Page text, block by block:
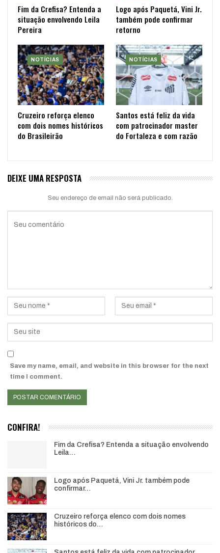
Fim da Crefisa? Entenda a
situação envolvendo Leila
Pereira
Logo após Paquetá, Vini Jr.
também pode confirmar
retorno
NOTÍCIAS
Cruzeiro reforça elenco
com dois nomes históricos
do Brasileirão
NOTÍCIAS
Santos está feliz da vida
com patrocinador master
do Fortaleza e com razão
DEIXE UMA RESPOSTA
Seu endereço de email não será publicado.
Save my name, email, and website in this browser for the next
time I comment.
CONFIRA!
Fim da Crefisa? Entenda a situação envolvendo
Leila…
Logo após Paquetá, Vini Jr. também pode
confirmar…
Cruzeiro reforça elenco com dois nomes
históricos do…